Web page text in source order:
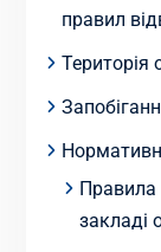
правил
Територія
Правила
закладі